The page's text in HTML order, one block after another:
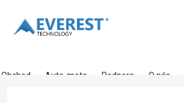
obsah
Obchod Auto-moto Podpora O nás